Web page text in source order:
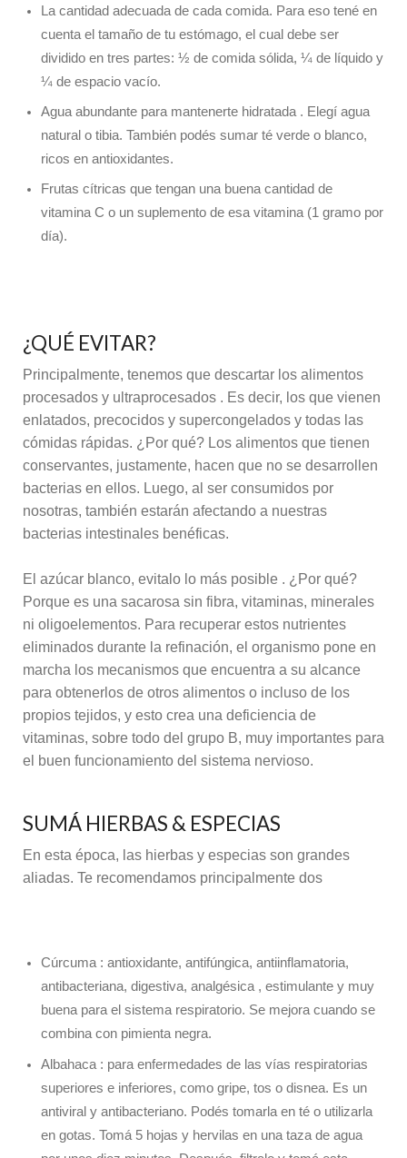
La cantidad adecuada de cada comida. Para eso tené en
cuenta el tamaño de tu estómago, el cual debe ser
dividido en tres partes: ½ de comida sólida, ¼ de líquido y
¼ de espacio vacío.
Agua abundante para mantenerte hidratada . Elegí agua
natural o tibia. También podés sumar té verde o blanco,
ricos en antioxidantes.
Frutas cítricas que tengan una buena cantidad de
vitamina C o un suplemento de esa vitamina (1 gramo por
día).
¿QUÉ EVITAR?
Principalmente, tenemos que descartar los alimentos
procesados y ultraprocesados . Es decir, los que vienen
enlatados, precocidos y supercongelados y todas las
cómidas rápidas. ¿Por qué? Los alimentos que tienen
conservantes, justamente, hacen que no se desarrollen
bacterias en ellos. Luego, al ser consumidos por
nosotras, también estarán afectando a nuestras
bacterias intestinales benéficas.
El azúcar blanco, evitalo lo más posible . ¿Por qué?
Porque es una sacarosa sin fibra, vitaminas, minerales
ni oligoelementos. Para recuperar estos nutrientes
eliminados durante la refinación, el organismo pone en
marcha los mecanismos que encuentra a su alcance
para obtenerlos de otros alimentos o incluso de los
propios tejidos, y esto crea una deficiencia de
vitaminas, sobre todo del grupo B, muy importantes para
el buen funcionamiento del sistema nervioso.
SUMÁ HIERBAS & ESPECIAS
En esta época, las hierbas y especias son grandes
aliadas. Te recomendamos principalmente dos
Cúrcuma : antioxidante, antifúngica, antiinflamatoria,
antibacteriana, digestiva, analgésica , estimulante y muy
buena para el sistema respiratorio. Se mejora cuando se
combina con pimienta negra.
Albahaca : para enfermedades de las vías respiratorias
superiores e inferiores, como gripe, tos o disnea. Es un
antiviral y antibacteriano. Podés tomarla en té o utilizarla
en gotas. Tomá 5 hojas y hervilas en una taza de agua